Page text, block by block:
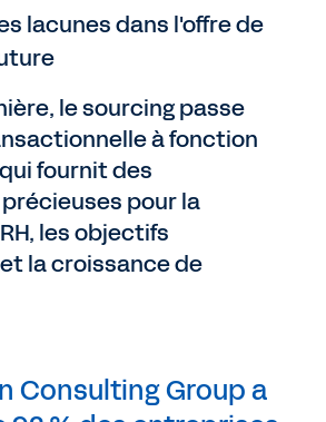
lacunes dans l'offre de
le sourcing passe
à fonction
fournit des
pour la
les objectifs
lacroissance de
Consulting Group a